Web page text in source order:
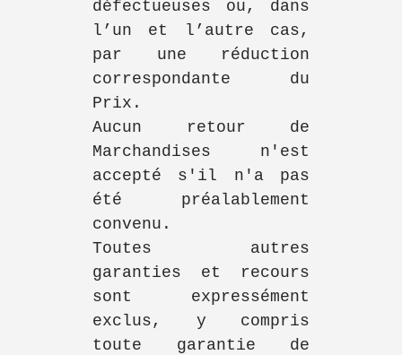
défectueuses ou, dans
l’un et l’autre cas,
par une réduction
correspondante du
Prix.
Aucun retour de
Marchandises n'est
accepté s'il n'a pas
été préalablement
convenu.
Toutes autres
garanties et recours
sont expressément
exclus, y compris
toute garantie de